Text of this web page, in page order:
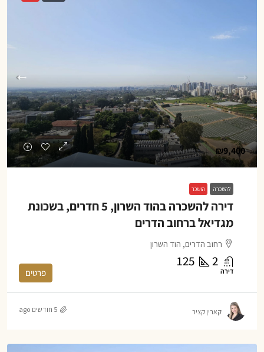
₪9,400
להשכרה הושכר
דירה להשכרה בהוד השרון, 5 חדרים, בשכונת
מגדיאל ברחוב הדרים
רחוב הדרים, הוד השרון
2
125
דירה פרטים
קארין קציר 5 חודשים ago